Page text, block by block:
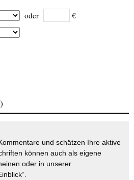
oder €
und schätzen Ihre aktive
können auch als eigene
oder in unserer